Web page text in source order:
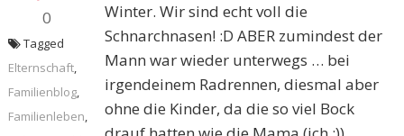
0
Winter. Wir sind echt voll die
Schnarchnasen! :D ABER zumindest der
Mann war wieder unterwegs … bei
irgendeinem Radrennen, diesmal aber
ohne die Kinder, da die so viel Bock
Tagged
Elternschaft,
Familienblog,
Familienleben,